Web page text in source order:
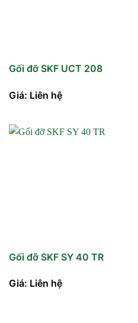
Gối đỡ SKF UCT 208
Giá: Liên hệ
Gối đỡ SKF SY 40 TR
Giá: Liên hệ